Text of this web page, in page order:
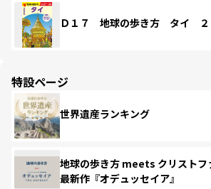
Ｄ１７ 地球の歩き方 タイ ２
特設ページ
世界遺産ランキング
地球の歩き方 meets クリストフ
最新作『オデュッセイア』